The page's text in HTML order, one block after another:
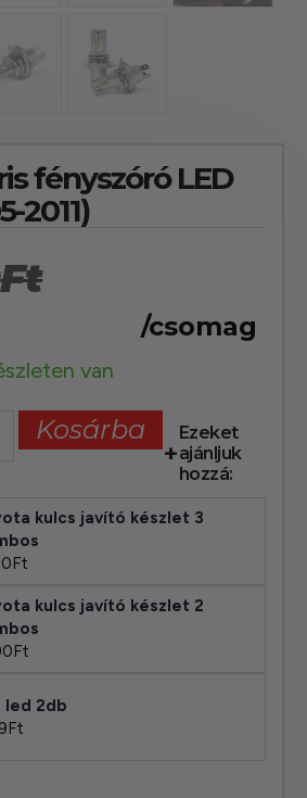
fényszóró LED
2011)
Ft
/csomag
van
Kosárba
Ezeket
ajánljuk
hozzá:
kulcs javító készlet 3
Ft
kulcs javító készlet 2
Ft
led 2db
Ft